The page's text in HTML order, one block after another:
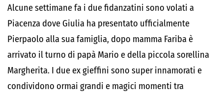
Alcune settimane fa i due fidanzatini sono volati a
Piacenza dove Giulia ha presentato ufficialmente
Pierpaolo alla sua famiglia, dopo mamma Fariba è
arrivato il turno di papà Mario e della piccola sorellina
Margherita. I due ex gieffini sono super innamorati e
condividono ormai grandi e magici momenti tra